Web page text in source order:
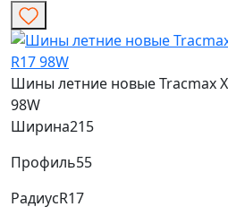
Шины летние новые Tracmax
98W
Ширина215
Профиль55
РадиусR17